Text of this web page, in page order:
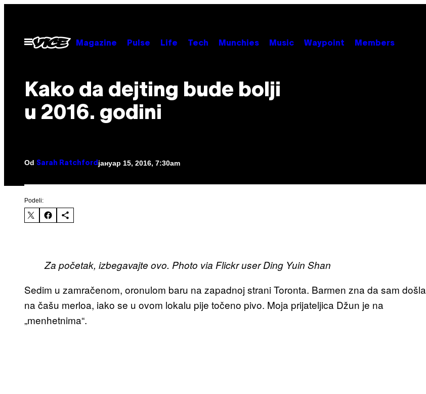
садржај
Otvori
Meni
Magazine Pulse Life Tech Munchies Music Waypoint Members
Kako da dejting bude bolji
u 2016. godini
Od Sarah Ratchford јануар 15, 2016, 7:30am
Podeli:
Za početak, izbegavajte ovo. Photo via Flickr user Ding Yuin Shan
Sedim u zamračenom, oronulom baru na zapadnoj strani Toronta. Barmen zna da sam došla
na čašu merloa, iako se u ovom lokalu pije točeno pivo. Moja prijateljica Džun je na
„menhetnima“.